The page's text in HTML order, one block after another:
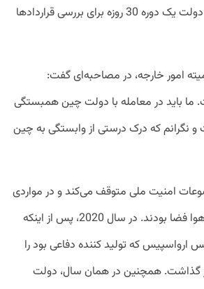
مقررات خرید در این دولت است که براساس آن دولت یک دوره 30 روزه برای بررسی قراردادها
امور خارجه، در مصاحبه‌ای گفت:
ما باید در معامله با دولت چین همبستگی
نگرانم که درک درستی از وابستگی به چین
امنیت ملی متوقف می‌کند و در مواردی
معدود هم قرارداد‌ها کوچک و مربوط به صنعت هوا فضا بودند. در سال 2020، پس از اینکه
که تولید کننده دفاعی بود را
گذاشت. همچنین در همان سال، دولت